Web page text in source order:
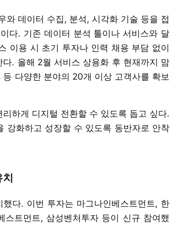
와 데이터 수집, 분석, 시각화 기술 등을 접
다. 기존 데이터 분석 툴이나 서비스와 달
이용 시 초기 투자나 인력 채용 부담 없이
. 올해 2월 서비스 상용화 후 현재까지 맘
등 다양한 분야의 20개 이상 고객사를 확보
하게 디지털 전환할 수 있도록 돕고 싶다.
강화하고 성장할 수 있도록 동반자로 안착
치
다. 이번 투자는 마그나인베스트먼트, 한
트먼트, 삼성벤처투자 등이 신규 참여했